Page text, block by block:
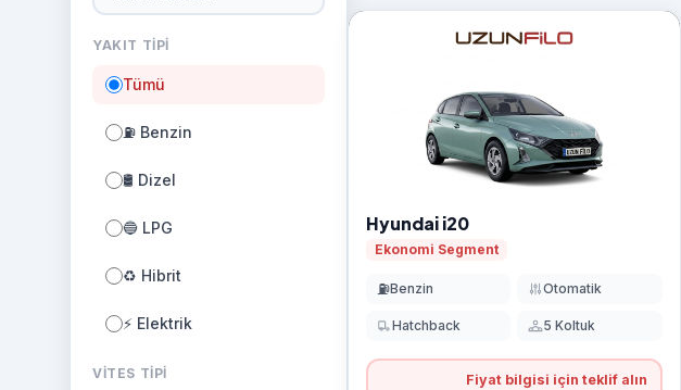
YAKIT TIPI
Tümü
⛽ Benzin
🛢️ Dizel
🔵 LPG
♻️ Hibrit
⚡ Elektrik
VITES TIPI
Hyundai i20
Ekonomi Segment
⛽Benzin Otomatik
Hatchback 5 Koltuk
Fiyat bilgisi için teklif alın